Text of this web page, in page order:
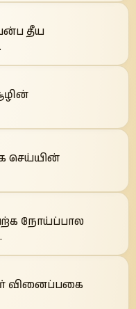
தீய
செய்யின்
நோய்ப்பால
வினைப்பகை